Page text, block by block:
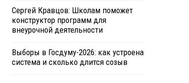
Сергей Кравцов: Школам поможет
конструктор программ для
внеурочной деятельности
Выборы в Госдуму-2026: как устроена
система и сколько длится созыв